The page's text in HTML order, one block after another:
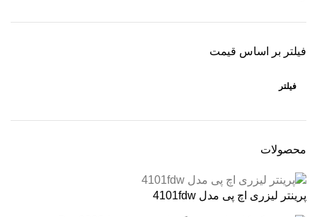
فیلتر بر اساس قیمت
فیلتر
محصولات
پرینتر لیزری اچ پی مدل 4101fdw